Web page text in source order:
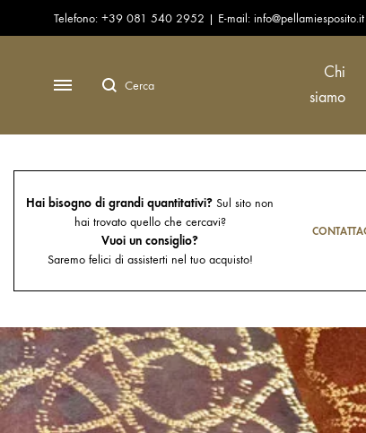
Open Accessibility Widget
↵
Telefono: +39 081 540 2952 | E-mail: info@pellamiesposito.it
MenuCerca
Pelli per pelletteria
Pelli per calzatura
Pelli per arredamento
Pelli per automotive
Chi
siamo
Hai bisogno di grandi quantitativi? Sul sito non
hai trovato quello che cercavi?
Vuoi un consiglio?
Saremo felici di assisterti nel tuo acquisto!